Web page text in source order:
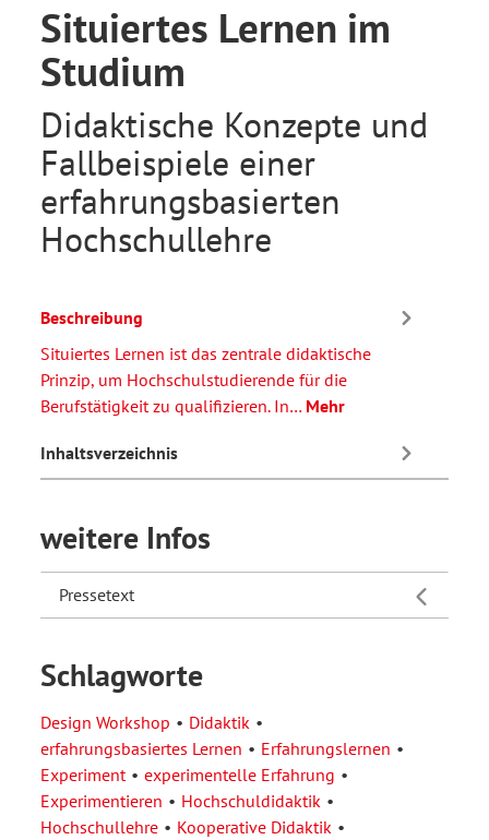
Situiertes Lernen im
Studium
Didaktische Konzepte und
Fallbeispiele einer
erfahrungsbasierten
Hochschullehre
Beschreibung
Situiertes Lernen ist das zentrale didaktische
Prinzip, um Hochschulstudierende für die
Berufstätigkeit zu qualifizieren. In… Mehr
Inhaltsverzeichnis
weitere Infos
Pressetext
Schlagworte
Design Workshop
Didaktik
erfahrungsbasiertes Lernen
Erfahrungslernen
Experiment
experimentelle Erfahrung
Experimentieren
Hochschuldidaktik
Hochschullehre
Kooperative Didaktik